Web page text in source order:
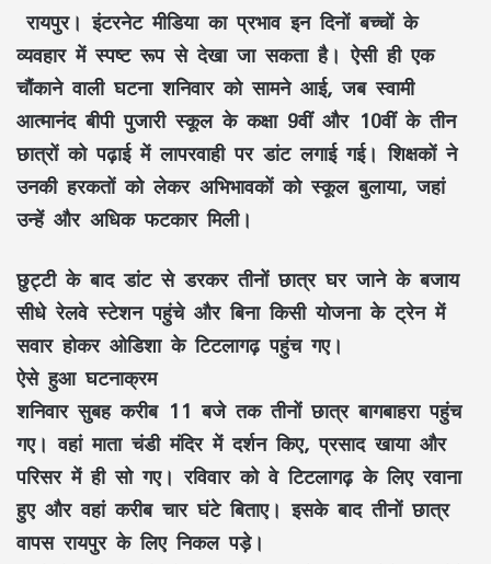
रायपुर। इंटरनेट मीडिया का प्रभाव इन दिनों बच्चों के
व्यवहार में स्पष्ट रूप से देखा जा सकता है। ऐसी ही एक
चौंकाने वाली घटना शनिवार को सामने आई, जब स्वामी
आत्मानंद बीपी पुजारी स्कूल के कक्षा 9वीं और 10वीं के तीन
छात्रों को पढ़ाई में लापरवाही पर डांट लगाई गई। शिक्षकों ने
उनकी हरकतों को लेकर अभिभावकों को स्कूल बुलाया, जहां
उन्हें और अधिक फटकार मिली।
छुट्टी के बाद डांट से डरकर तीनों छात्र घर जाने के बजाय
सीधे रेलवे स्टेशन पहुंचे और बिना किसी योजना के ट्रेन में
सवार होकर ओडिशा के टिटलागढ़ पहुंच गए।
ऐसे हुआ घटनाक्रम
शनिवार सुबह करीब 11 बजे तक तीनों छात्र बागबाहरा पहुंच
गए। वहां माता चंडी मंदिर में दर्शन किए, प्रसाद खाया और
परिसर में ही सो गए। रविवार को वे टिटलागढ़ के लिए रवाना
हुए और वहां करीब चार घंटे बिताए। इसके बाद तीनों छात्र
वापस रायपुर के लिए निकल पड़े।